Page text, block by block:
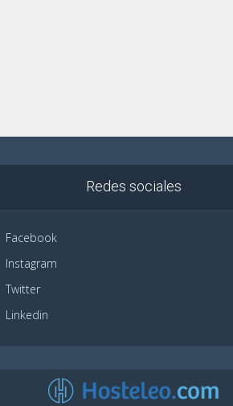
Redes sociales
Facebook
Instagram
Twitter
Linkedin